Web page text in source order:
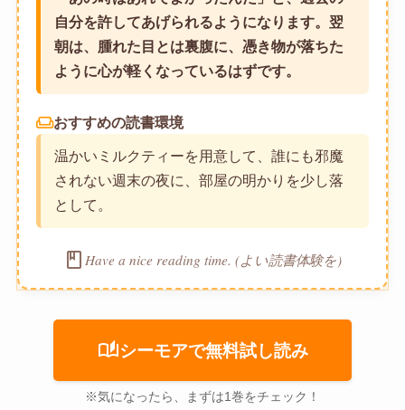
自分を許してあげられるようになります。翌
朝は、腫れた目とは裏腹に、憑き物が落ちた
ように心が軽くなっているはずです。
weekendおすすめの読書環境
温かいミルクティーを用意して、誰にも邪魔
されない週末の夜に、部屋の明かりを少し落
として。
book Have a nice reading time. (よい読書体験を)
auto_storiesシーモアで無料試し読み
※気になったら、まずは1巻をチェック！